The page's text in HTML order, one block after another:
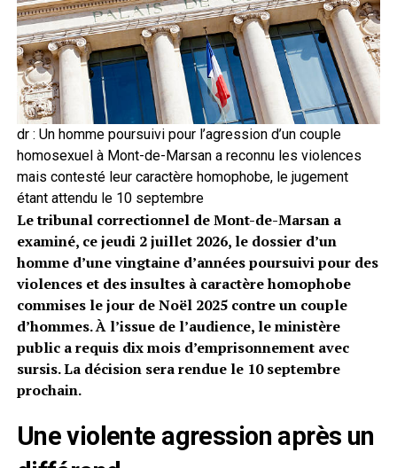
dr : Un homme poursuivi pour l’agression d’un couple
homosexuel à Mont-de-Marsan a reconnu les violences
mais contesté leur caractère homophobe, le jugement
étant attendu le 10 septembre
Le tribunal correctionnel de Mont-de-Marsan a
examiné, ce jeudi 2 juillet 2026, le dossier d’un
homme d’une vingtaine d’années poursuivi pour des
violences et des insultes à caractère homophobe
commises le jour de Noël 2025 contre un couple
d’hommes. À l’issue de l’audience, le ministère
public a requis dix mois d’emprisonnement avec
sursis. La décision sera rendue le 10 septembre
prochain.
Une violente agression après un